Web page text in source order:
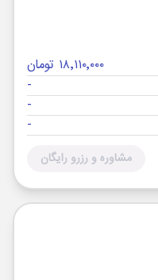
۱۸٬۱۱۰٬۰۰۰ تومان
-
-
-
مشاوره و رزرو رایگان